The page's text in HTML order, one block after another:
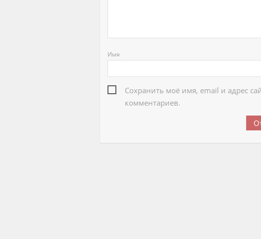
Имя
Сохранить моё имя, email и адрес
комментариев.